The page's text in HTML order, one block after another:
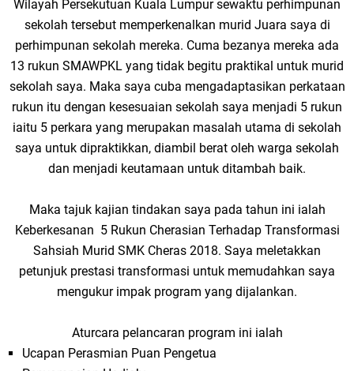
Wilayah Persekutuan Kuala Lumpur sewaktu perhimpunan
sekolah tersebut memperkenalkan murid Juara saya di
perhimpunan sekolah mereka. Cuma bezanya mereka ada
13 rukun SMAWPKL yang tidak begitu praktikal untuk murid
sekolah saya. Maka saya cuba mengadaptasikan perkataan
rukun itu dengan kesesuaian sekolah saya menjadi 5 rukun
iaitu 5 perkara yang merupakan masalah utama di sekolah
saya untuk dipraktikkan, diambil berat oleh warga sekolah
dan menjadi keutamaan untuk ditambah baik.
Maka tajuk kajian tindakan saya pada tahun ini ialah
Keberkesanan 5 Rukun Cherasian Terhadap Transformasi
Sahsiah Murid SMK Cheras 2018. Saya meletakkan
petunjuk prestasi transformasi untuk memudahkan saya
mengukur impak program yang dijalankan.
Aturcara pelancaran program ini ialah
Ucapan Perasmian Puan Pengetua